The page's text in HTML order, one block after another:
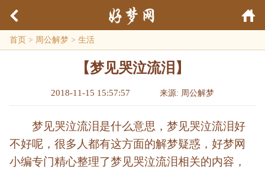
首页 > 周公解梦 > 生活
【梦见哭泣流泪】
2018-11-15 15:57:57 来源: 周公解梦
梦见哭泣流泪是什么意思，梦见哭泣流泪好
不好呢，很多人都有这方面的解梦疑惑，好梦网
小编专门精心整理了梦见哭泣流泪相关的内容，